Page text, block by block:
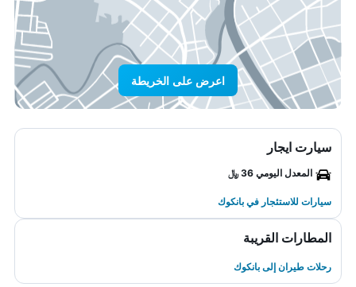
اعرض على الخريطة
سيارت ايجار
المعدل اليومي 36 ﷼
سيارات للاستئجار في بانكوك
المطارات القريبة
رحلات طيران إلى بانكوك